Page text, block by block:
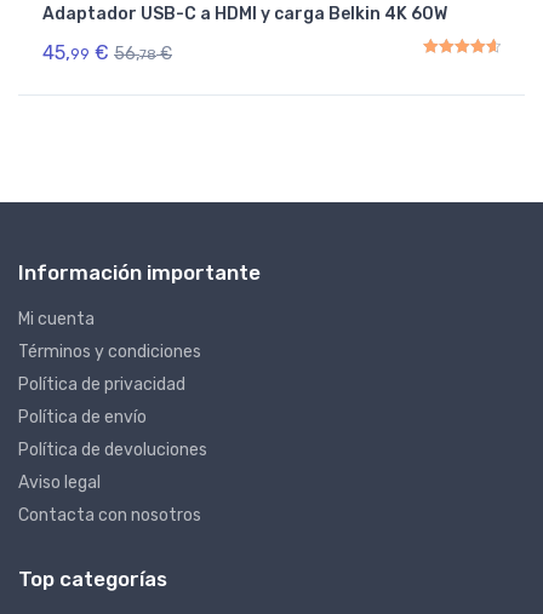
Adaptador USB-C a HDMI y carga Belkin 4K 60W
45,99 € 56,78 €
Información importante
Mi cuenta
Términos y condiciones
Política de privacidad
Política de envío
Política de devoluciones
Aviso legal
Contacta con nosotros
Top categorías